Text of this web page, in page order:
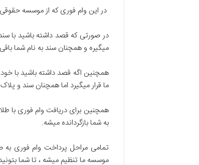
در این وام فوری که از موسسه
در صورتی که قصد داشته باشید با
میگیره و همچنان سند به نام شما
همچنین اگه قصد داشته باشید با
ما قرار میگیرد اما همچنان سند و
همچنین برای دریافت وام فوری با
به شما بازگردانده میشه.
تمامی مراحل پرداخت وام فوری به
موسسه ما تنظیم میشه ، تا شما